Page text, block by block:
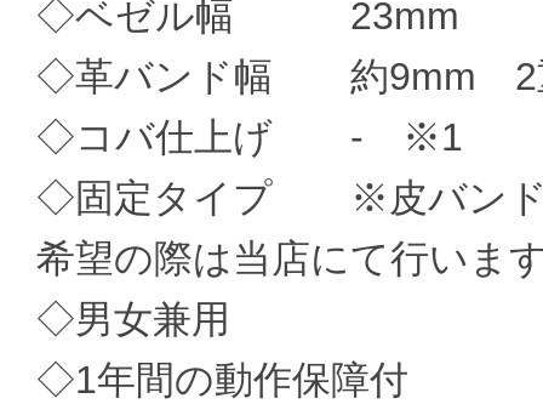
◇ベゼル幅 23mm
◇革バンド幅 約9mm 2
◇コバ仕上げ - ※1
◇固定タイプ ※皮バンド
希望の際は当店にて行いま
◇男女兼用
◇1年間の動作保障付